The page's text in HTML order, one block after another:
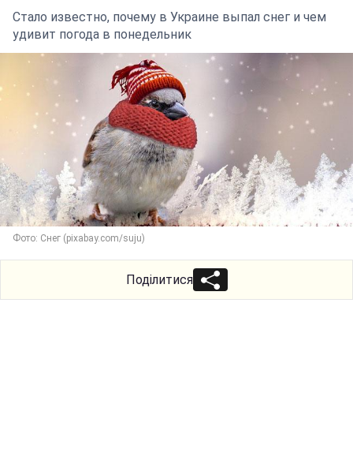
Стало известно, почему в Украине выпал снег и чем
удивит погода в понедельник
Фото: Снег (pixabay.com/suju)
Поділитися